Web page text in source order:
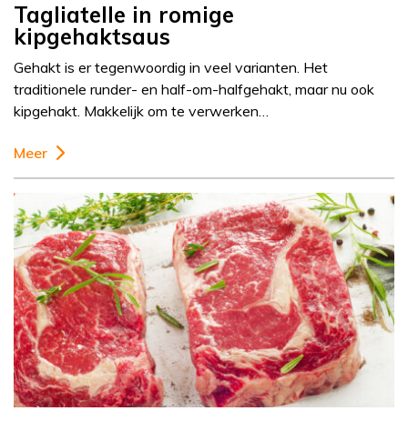
Tagliatelle in romige
kipgehaktsaus
Gehakt is er tegenwoordig in veel varianten. Het
traditionele runder- en half-om-halfgehakt, maar nu ook
kipgehakt. Makkelijk om te verwerken…
Meer